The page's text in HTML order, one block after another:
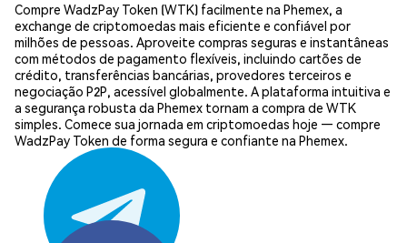
Compre WadzPay Token (WTK) facilmente na Phemex, a
exchange de criptomoedas mais eficiente e confiável por
milhões de pessoas. Aproveite compras seguras e instantâneas
com métodos de pagamento flexíveis, incluindo cartões de
crédito, transferências bancárias, provedores terceiros e
negociação P2P, acessível globalmente. A plataforma intuitiva e
a segurança robusta da Phemex tornam a compra de WTK
simples. Comece sua jornada em criptomoedas hoje — compre
WadzPay Token de forma segura e confiante na Phemex.